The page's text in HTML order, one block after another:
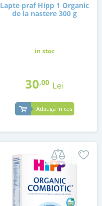
Lapte praf Hipp 1 Organic
de la nastere 300 g
in stoc
30,00 Lei
Adauga in cos